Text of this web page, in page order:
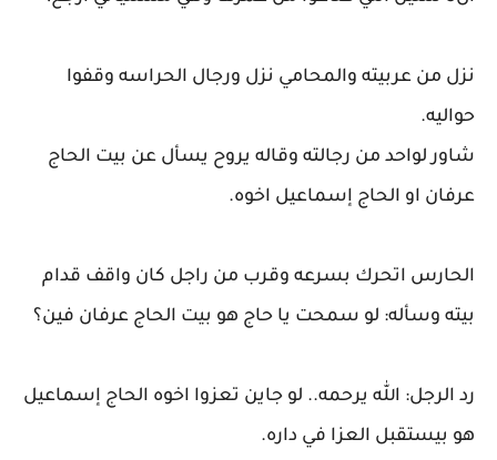
نزل من عربيته والمحامي نزل ورجال الحراسه وقفوا
حواليه.
شاور لواحد من رجالته وقاله يروح يسأل عن بيت الحاج
عرفان او الحاج إسماعيل اخوه.
الحارس اتحرك بسرعه وقرب من راجل كان واقف قدام
بيته وسأله: لو سمحت يا حاج هو بيت الحاج عرفان فين؟
رد الرجل: الله يرحمه.. لو جاين تعزوا اخوه الحاج إسماعيل
هو بيستقبل العزا في داره.